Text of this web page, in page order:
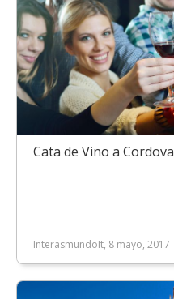
Cata de Vino a Cordova
InterasmundoIt, 8 mayo, 2017